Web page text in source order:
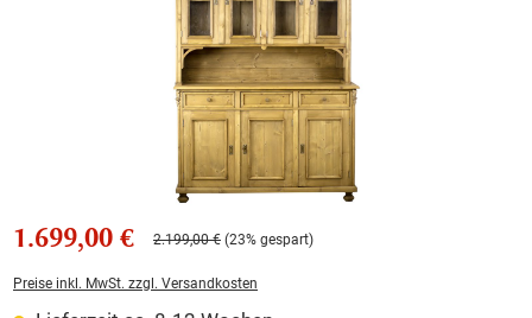
1.699,00 € 2.199,00 € (23% gespart)
Preise inkl. MwSt. zzgl. Versandkosten